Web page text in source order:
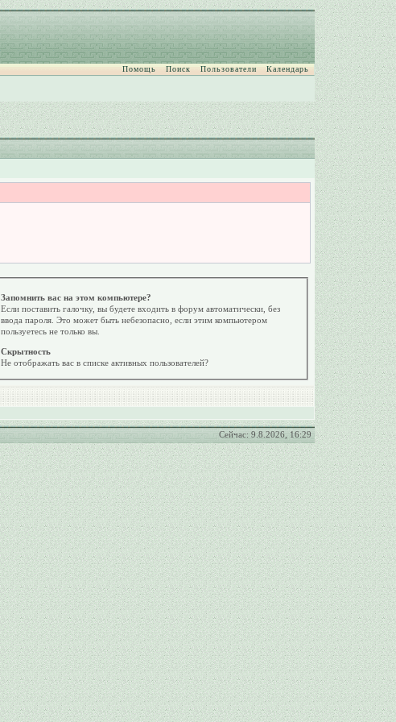
Помощь Поиск Пользователи Календарь
Запомнить вас на этом компьютере?
Если поставить галочку, вы будете входить в форум автоматически, без
ввода пароля. Это может быть небезопасно, если этим компьютером
пользуетесь не только вы.
Скрытность
Не отображать вас в списке активных пользователей?
Сейчас: 9.8.2026, 16:29